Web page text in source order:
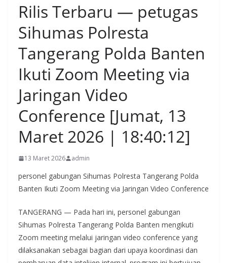
Rilis Terbaru — petugas
Sihumas Polresta
Tangerang Polda Banten
Ikuti Zoom Meeting via
Jaringan Video
Conference [Jumat, 13
Maret 2026 | 18:40:12]
13 Maret 2026 admin
personel gabungan Sihumas Polresta Tangerang Polda
Banten Ikuti Zoom Meeting via Jaringan Video Conference
TANGERANG — Pada hari ini, personel gabungan
Sihumas Polresta Tangerang Polda Banten mengikuti
Zoom meeting melalui jaringan video conference yang
dilaksanakan sebagai bagian dari upaya koordinasi dan